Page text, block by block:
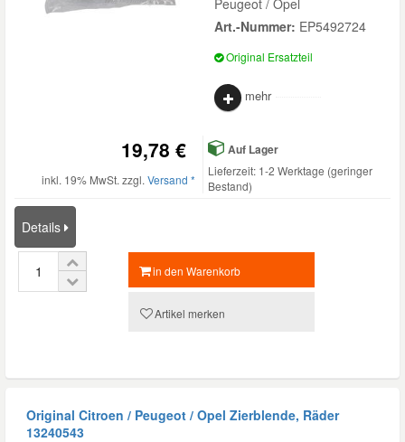
Art.-Nummer: EP5492724
Original Ersatzteil
mehr
19,78 €
inkl. 19% MwSt. zzgl. Versand *
Auf Lager
Lieferzeit: 1-2 Werktage (geringer
Bestand)
Details
in den Warenkorb
Artikel merken
Original Citroen / Peugeot / Opel Zierblende, Räder
13240543